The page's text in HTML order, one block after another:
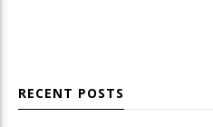
RECENT POSTS